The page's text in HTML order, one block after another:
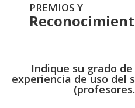
PREMIOS Y
Indique su grado
experiencia de uso del